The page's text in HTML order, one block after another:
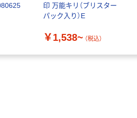
印 万能キリ（ブリスター
パック入り）E
￥1,538~ （税込）